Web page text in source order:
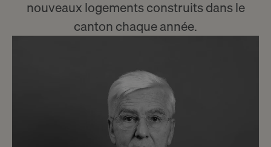
nouveaux logements construits dans le
canton chaque année.